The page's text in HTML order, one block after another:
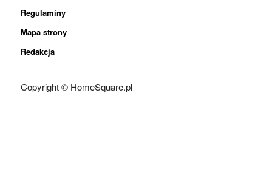
Regulaminy
Mapa strony
Redakcja
Copyright © HomeSquare.pl